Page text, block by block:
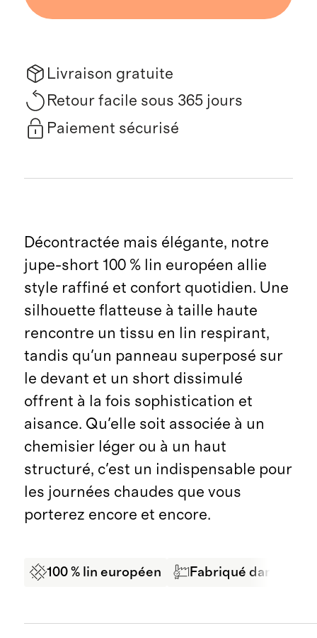
Livraison gratuite
Retour facile sous 365 jours
Paiement sécurisé
Décontractée mais élégante, notre
jupe-short 100 % lin européen allie
style raffiné et confort quotidien. Une
silhouette flatteuse à taille haute
rencontre un tissu en lin respirant,
tandis qu'un panneau superposé sur
le devant et un short dissimulé
offrent à la fois sophistication et
aisance. Qu'elle soit associée à un
chemisier léger ou à un haut
structuré, c'est un indispensable pour
les journées chaudes que vous
porterez encore et encore.
100 % lin européen Fabriqué dans une